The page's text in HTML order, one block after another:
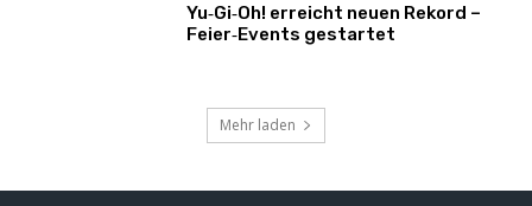
Yu‑Gi‑Oh! erreicht neuen Rekord –
Feier‑Events gestartet
Mehr laden